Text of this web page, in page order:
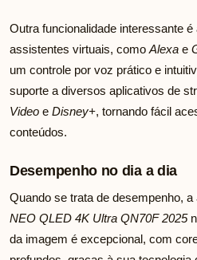
Outra funcionalidade interessante
assistentes virtuais, como Alexa e
um controle por voz prático e
suporte a diversos aplicativos de
Video e Disney+, tornando fácil
conteúdos.
Desempenho no dia a dia
Quando se trata de desempenho, a
NEO QLED 4K Ultra QN70F 2025
da imagem é excepcional, com